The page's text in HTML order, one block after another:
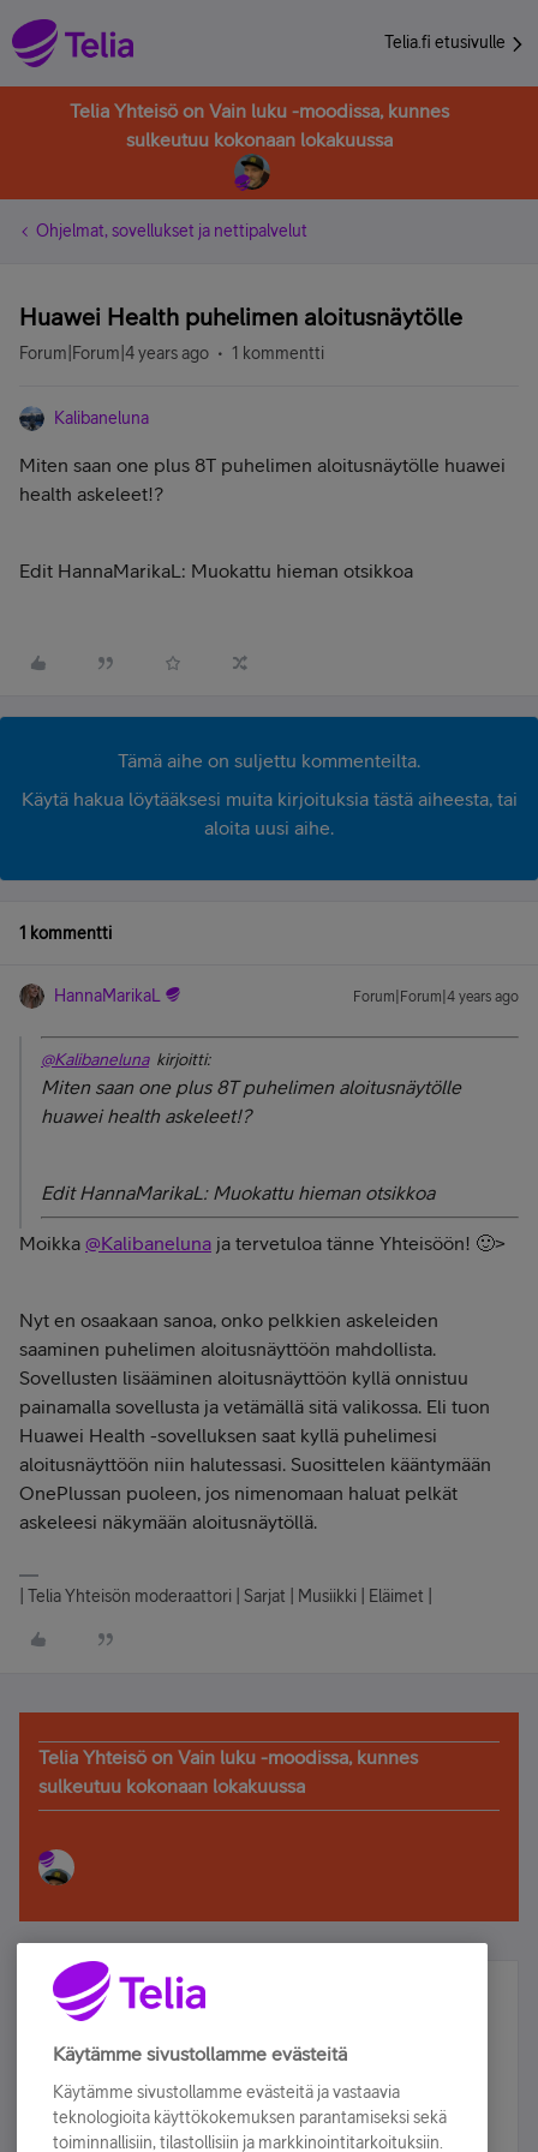
Telia.fi etusivulle
Telia Yhteisö on Vain luku -moodissa, kunnes
sulkeutuu kokonaan lokakuussa
Ohjelmat, sovellukset ja nettipalvelut
Huawei Health puhelimen aloitusnäytölle
Forum|Forum|4 years ago 1 kommentti
Kalibaneluna
Miten saan one plus 8T puhelimen aloitusnäytölle huawei
health askeleet!?
Edit HannaMarikaL: Muokattu hieman otsikkoa
Tämä aihe on suljettu kommenteilta.
Käytä hakua löytääksesi muita kirjoituksia tästä aiheesta, tai
aloita uusi aihe.
1 kommentti
HannaMarikaL Forum|Forum|4 years ago
@Kalibanelunakirjoitti:
Miten saan one plus 8T puhelimen aloitusnäytölle
huawei health askeleet!?
Edit HannaMarikaL: Muokattu hieman otsikkoa
Moikka @Kalibaneluna ja tervetuloa tänne Yhteisöön! 🙂>
Nyt en osaakaan sanoa, onko pelkkien askeleiden
saaminen puhelimen aloitusnäyttöön mahdollista.
Sovellusten lisääminen aloitusnäyttöön kyllä onnistuu
painamalla sovellusta ja vetämällä sitä valikossa. Eli tuon
Huawei Health -sovelluksen saat kyllä puhelimesi
aloitusnäyttöön niin halutessasi. Suosittelen kääntymään
OnePlussan puoleen, jos nimenomaan haluat pelkät
askeleesi näkymään aloitusnäytöllä.
| Telia Yhteisön moderaattori | Sarjat | Musiikki | Eläimet |
Telia Yhteisö on Vain luku -moodissa, kunnes
sulkeutuu kokonaan lokakuussa
Älä jää paitsi – osallistu ja voita!
Tilaa Telian uutiskirje ja olet mukana arvonnassa.
sähköpostiisi.
Käytämme sivustollamme evästeitä
Käytämme sivustollamme evästeitä ja vastaavia
teknologioita käyttökokemuksen parantamiseksi sekä
toiminnallisiin, tilastollisiin ja markkinointitarkoituksiin.